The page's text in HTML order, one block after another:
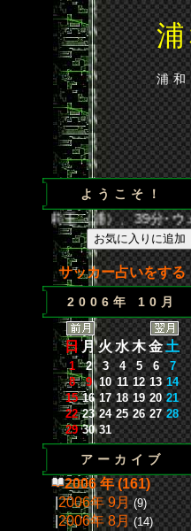
浦
ようこそ！
莉王（浦）、39分･ウェ
サッカー占いをする
2006年 10月
日 月火 水木金土
1 2 3 4 5 6
7
8
9 10 11 12 13 14
15 16 17 18 19 20 21
22 23 24 25 26 27 28
29 30 31
アーカイブ
2006 年 (161)
2006年 9月 (9)
|2006年 8月 (14)